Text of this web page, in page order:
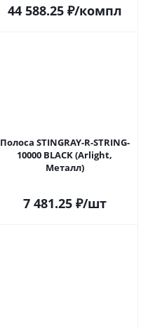
44 588.25₽/компл
Полоса STINGRAY-R-STRING-
10000 BLACK (Arlight,
Металл)
7 481.25₽/шт